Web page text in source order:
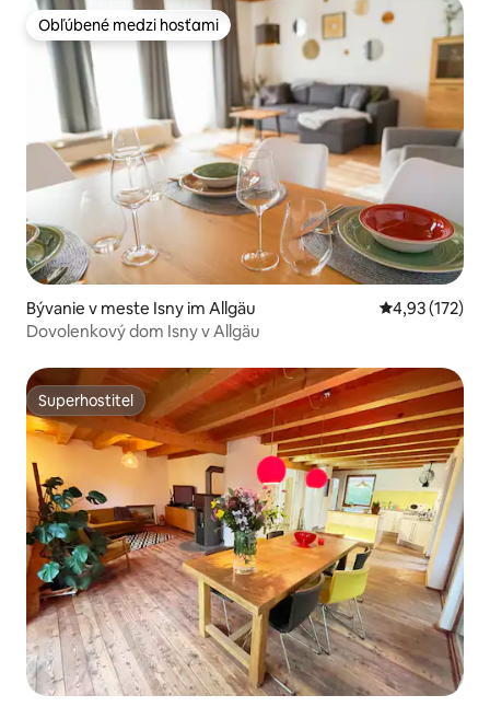
Obľúbené medzi hosťami
Obľúbené medzi hosťami
Bývanie v meste Isny im Allgäu Priemerné
4,93 (172)
Dovolenkový dom Isny v Allgäu
Superhostiteľ
Superhostiteľ